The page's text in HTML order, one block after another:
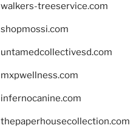
walkers-treeservice.com
shopmossi.com
untamedcollectivesd.com
mxpwellness.com
infernocanine.com
thepaperhousecollection.com